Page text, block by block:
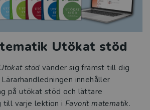
Utökat stöd
stöd vänder sig främst till dig
innehåller
på utökat stöd och lättare
till varje lektion i Favorit matematik.